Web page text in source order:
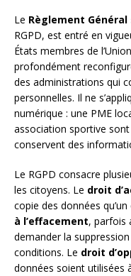
Le Règlement
RGPD, est entré en
États membres de
profondément
des administrations qui
personnelles. Il ne
numérique : une PME
association sportive sont
conservent des
Le RGPD consacre
les citoyens. Le droit
copie des données
à l’effacement, parfois
demander la
conditions. Le droit
données soient utilisées